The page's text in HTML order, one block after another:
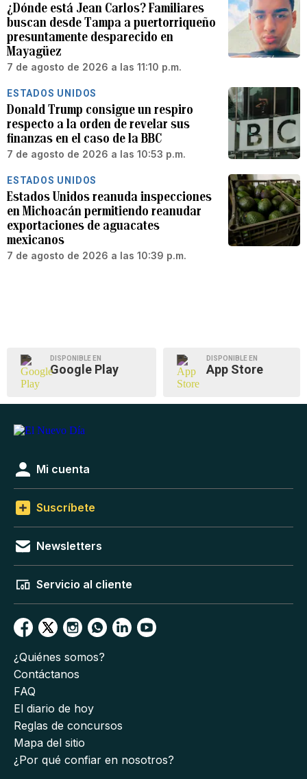
¿Dónde está Jean Carlos? Familiares
buscan desde Tampa a puertorriqueño
presuntamente desparecido en
Mayagüez
7 de agosto de 2026 a las 11:10 p.m.
ESTADOS UNIDOS
Donald Trump consigue un respiro
respecto a la orden de revelar sus
finanzas en el caso de la BBC
7 de agosto de 2026 a las 10:53 p.m.
ESTADOS UNIDOS
Estados Unidos reanuda inspecciones
en Michoacán permitiendo reanudar
exportaciones de aguacates
mexicanos
7 de agosto de 2026 a las 10:39 p.m.
DISPONIBLE EN
Google Play
DISPONIBLE EN
App Store
Mi cuenta
Suscríbete
Newsletters
Servicio al cliente
¿Quiénes somos?
Contáctanos
FAQ
El diario de hoy
Reglas de concursos
Mapa del sitio
¿Por qué confiar en nosotros?